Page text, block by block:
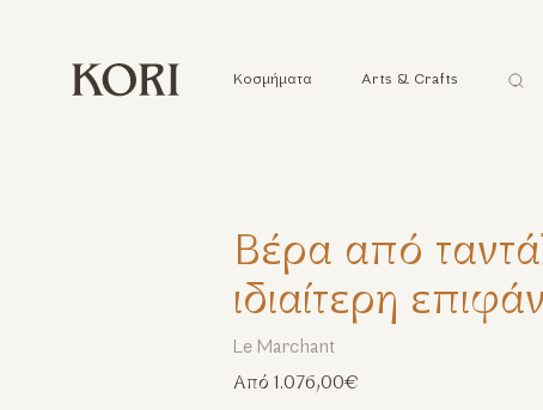
Κοσμήματα Arts & Crafts
Βέρα από
ιδιαίτερη
Le Marchant
Από 1.076,00€